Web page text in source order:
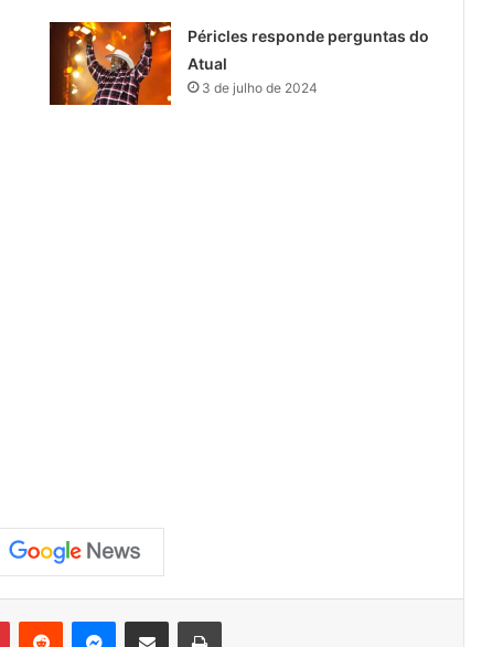
Péricles responde perguntas do
Atual
3 de julho de 2024